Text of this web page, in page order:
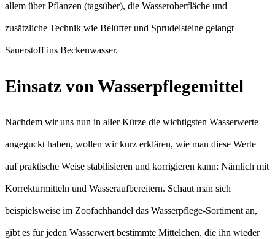
allem über Pflanzen (tagsüber), die Wasseroberfläche und
zusätzliche Technik wie Belüfter und Sprudelsteine gelangt
Sauerstoff ins Beckenwasser.
Einsatz von Wasserpflegemittel
Nachdem wir uns nun in aller Kürze die wichtigsten Wasserwerte
angeguckt haben, wollen wir kurz erklären, wie man diese Werte
auf praktische Weise stabilisieren und korrigieren kann: Nämlich mit
Korrekturmitteln und Wasseraufbereitern. Schaut man sich
beispielsweise im Zoofachhandel das Wasserpflege-Sortiment an,
gibt es für jeden Wasserwert bestimmte Mittelchen, die ihn wieder